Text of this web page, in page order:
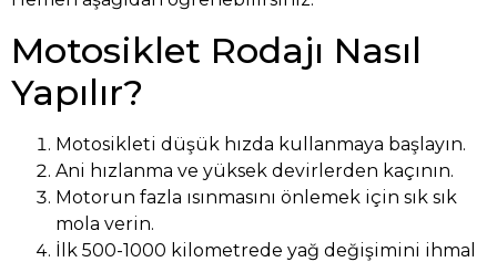
Motosiklet Rodajı Nasıl
Yapılır?
Motosikleti düşük hızda kullanmaya başlayın.
Ani hızlanma ve yüksek devirlerden kaçının.
Motorun fazla ısınmasını önlemek için sık sık
mola verin.
İlk 500-1000 kilometrede yağ değişimini ihmal